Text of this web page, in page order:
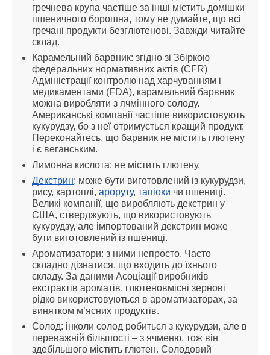
гречнева крупа частіше за інші містить домішки
пшеничного борошна, тому не думайте, що всі
гречані продукти безглютенові. Завжди читайте
склад.
Карамельний барвник: згідно зі Збіркою
федеральних нормативних актів (CFR)
Адміністрації контролю над харчуванням і
медикаментами (FDA), карамельний барвник
можна виробляти з ячмінного солоду.
Американські компанії частіше використовують
кукурудзу, бо з неї отримується кращий продукт.
Переконайтесь, що барвник не містить глютену
і є веганським.
Лимонна кислота: не містить глютену.
Декстрин: може бути виготовлений із кукурудзи,
рису, картоплі, ароруту, тапіоки чи пшениці.
Великі компанії, що виробляють декстрин у
США, стверджують, що використовують
кукурудзу, але імпортований декстрин може
бути виготовлений із пшениці.
Ароматизатори: з ними непросто. Часто
складно дізнатися, що входить до їхнього
складу. За даними Асоціації виробників
екстрактів ароматів, глютеновмісні зернові
рідко використовуються в ароматизаторах, за
винятком м’ясних продуктів.
Солод: інколи солод робиться з кукурудзи, але в
переважній більшості – з ячменю, тож він
здебільшого містить глютен. Солодовий